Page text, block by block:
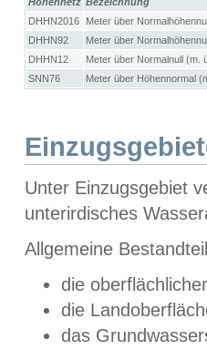
DHHN2016
Meter über
DHHN92
Meter über
DHHN12
Meter über Normalnull (m.
SNN76
Meter über Höhennormal
Unter Einzugsgebiet
unterirdisches
Allgemeine
die
die
das